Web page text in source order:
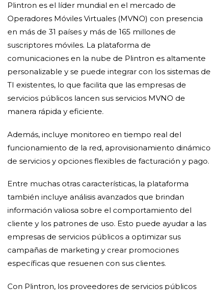
Plintron es el líder mundial en el mercado de
Operadores Móviles Virtuales (MVNO) con presencia
en más de 31 países y más de 165 millones de
suscriptores móviles. La plataforma de
comunicaciones en la nube de Plintron es altamente
personalizable y se puede integrar con los sistemas de
TI existentes, lo que facilita que las empresas de
servicios públicos lancen sus servicios MVNO de
manera rápida y eficiente.
Además, incluye monitoreo en tiempo real del
funcionamiento de la red, aprovisionamiento dinámico
de servicios y opciones flexibles de facturación y pago.
Entre muchas otras características, la plataforma
también incluye análisis avanzados que brindan
información valiosa sobre el comportamiento del
cliente y los patrones de uso. Esto puede ayudar a las
empresas de servicios públicos a optimizar sus
campañas de marketing y crear promociones
específicas que resuenen con sus clientes.
Con Plintron, los proveedores de servicios públicos